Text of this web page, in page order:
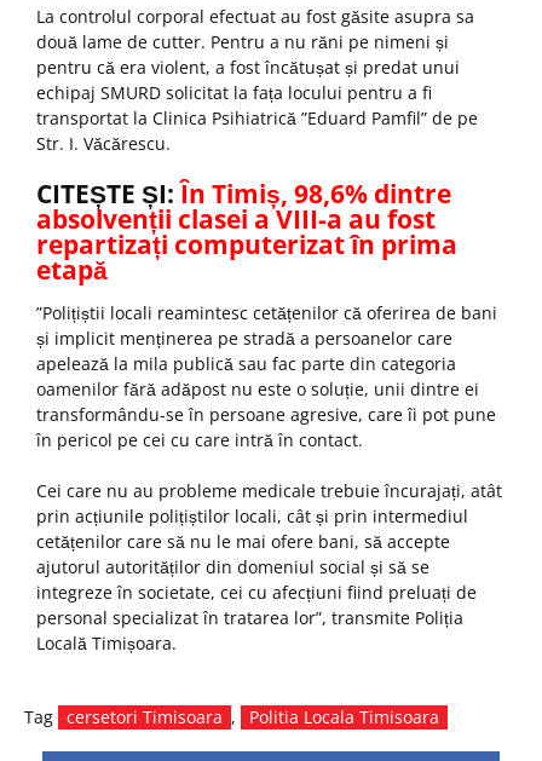
La controlul corporal efectuat au fost găsite asupra sa
două lame de cutter. Pentru a nu răni pe nimeni și
pentru că era violent, a fost încătușat și predat unui
echipaj SMURD solicitat la fața locului pentru a fi
transportat la Clinica Psihiatrică ”Eduard Pamfil” de pe
Str. I. Văcărescu.
CITEȘTE ȘI: În Timiș, 98,6% dintre
absolvenții clasei a VIII-a au fost
repartizați computerizat în prima
etapă
”Polițiștii locali reamintesc cetățenilor că oferirea de bani
și implicit menținerea pe stradă a persoanelor care
apelează la mila publică sau fac parte din categoria
oamenilor fără adăpost nu este o soluție, unii dintre ei
transformându-se în persoane agresive, care îi pot pune
în pericol pe cei cu care intră în contact.
Cei care nu au probleme medicale trebuie încurajați, atât
prin acțiunile polițiștilor locali, cât și prin intermediul
cetățenilor care să nu le mai ofere bani, să accepte
ajutorul autorităților din domeniul social și să se
integreze în societate, cei cu afecțiuni fiind preluați de
personal specializat în tratarea lor”, transmite Poliția
Locală Timișoara.
Tag cersetori Timisoara , Politia Locala Timisoara